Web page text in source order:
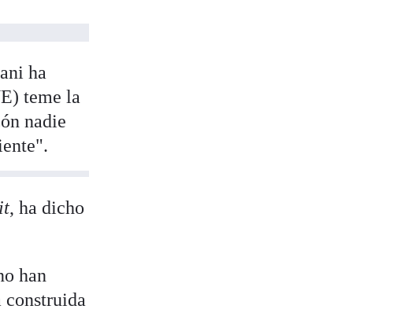
ha
teme la
nadie
, ha dicho
han
construida